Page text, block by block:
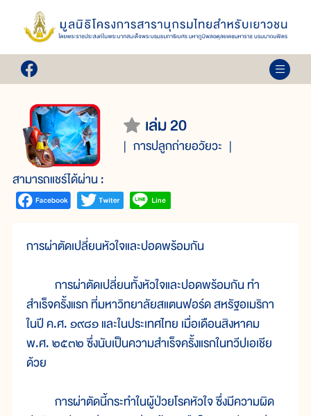
เล่ม 20
การปลูกถ่ายอวัยวะ
สามารถแชร์ได้ผ่าน :
การผ่าตัดเปลี่ยนหัวใจและปอดพร้อมกัน
การผ่าตัดเปลี่ยนทั้งหัวใจและปอดพร้อมกัน ทำ
สำเร็จครั้งแรก ที่มหาวิทยาลัยสแตนฟอร์ด สหรัฐอเมริกา
ในปี ค.ศ. ๑๙๘๑ และในประเทศไทย เมื่อเดือนสิงหาคม
พ.ศ. ๒๕๓๒ ซึ่งนับเป็นความสำเร็จครั้งแรกในทวีปเอเชีย
ด้วย
การผ่าตัดนี้กระทำในผู้ป่วยโรคหัวใจ ซึ่งมีความผิด